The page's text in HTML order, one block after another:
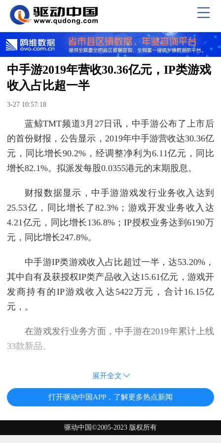
中手游2019年营收30.36亿元，IP类游戏
收入占比超一半
3-27 10:57:18
蓝鲸TMT频道3月27日讯，中手游公布了上市后
的首份财报，公告显示，2019年中手游营收达30.36亿
元，同比增长90.2%，经调整净利为6.11亿元，同比
增长82.1%。拟派发每股0.0355港元的末期股息。
财报数据显示，中手游游戏发行业务收入达到
25.53亿，同比增长了82.3%；游戏开发业务收入达
4.21亿元，同比增长136.8%；IP授权业务达到6190万
元，同比增长247.8%。
中手游IP类游戏收入占比超过一半，达53.20%，
其中自有及获授权IP类产品收入达15.61亿元，游戏开
发商持有的IP游戏收入达5422万元，合计16.15亿
元，。
在游戏发行业务方面，中手游在2019年累计上线
33款新品。
展开全文
打开驱动中国APP，了解更多热点新闻
驱动中国©2005-2023 版权所有